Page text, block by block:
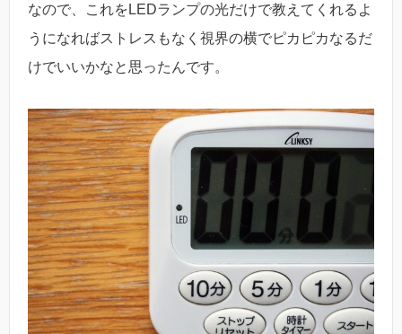
なので、これをLEDランプの光だけで教えてくれるよ
うになればストレスもなく視界の横でピカピカなるだ
けでいいかなと思ったんです。